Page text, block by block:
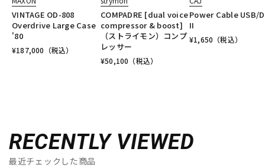
VINTAGE OD-808
Overdrive Large Case
'80
¥187,000 （税込）
COMPADRE [dual voice
compressor & boost]
（ストライモン）コンプ
レッサー
¥50,100 （税込）
Power Cable USB/
II
¥1,650 （税込）
RECENTLY VIEWED
最近チェックした商品